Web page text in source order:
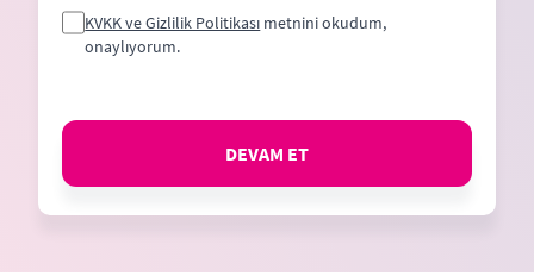
KVKK ve Gizlilik Politikası metnini okudum,
onaylıyorum.
DEVAM ET